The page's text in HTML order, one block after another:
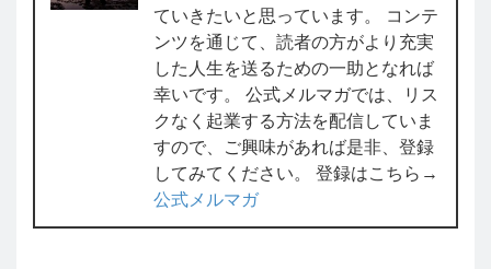
ていきたいと思っています。 コンテ
ンツを通じて、読者の方がより充実
した人生を送るための一助となれば
幸いです。 公式メルマガでは、リス
クなく起業する方法を配信していま
すので、ご興味があれば是非、登録
してみてください。 登録はこちら→
公式メルマガ